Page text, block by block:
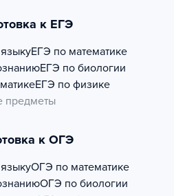
к ЕГЭ
ЕГЭ по математике
ЕГЭ по биологии
ЕГЭ по физике
предметы
к ОГЭ
ОГЭ по математике
ОГЭ по биологии